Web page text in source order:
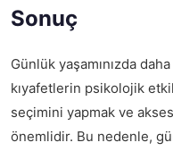
Sonuç
Günlük yaşamınızda
kıyafetlerin psikolojik
seçimini yapmak ve
önemlidir. Bu nedenle,